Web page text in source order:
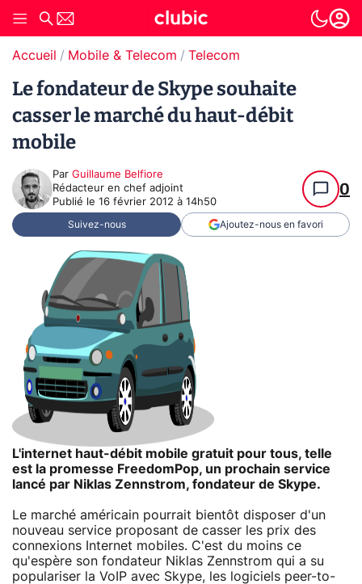
Accueil Mobile & Telecom Telecom
Le fondateur de Skype souhaite
casser le marché du haut-débit
mobile
Par Guillaume Belfiore
Rédacteur en chef adjoint
Publié le 16 février 2012 à 14h50
0
Suivez-nous Ajoutez-nous en favori
L'internet haut-débit mobile gratuit pour tous, telle
est la promesse FreedomPop, un prochain service
lancé par Niklas Zennstrom, fondateur de Skype.
Le marché américain pourrait bientôt disposer d'un
nouveau service proposant de casser les prix des
connexions Internet mobiles. C'est du moins ce
qu'espère son fondateur Niklas Zennstrom qui a su
populariser la VoIP avec Skype, les logiciels peer-to-